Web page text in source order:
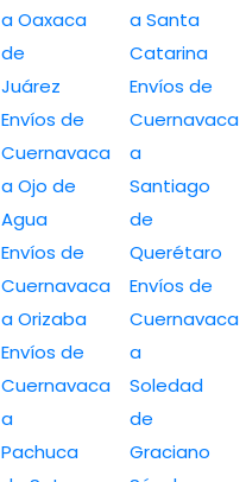
a Oaxaca
de
Juárez
Envíos de
Cuernavaca
a Ojo de
Agua
Envíos de
Cuernavaca
a Orizaba
Envíos de
Cuernavaca
a
Pachuca
a Santa
Catarina
Envíos de
Cuernavaca
a
Santiago
de
Querétaro
Envíos de
Cuernavaca
a
Soledad
de
Graciano